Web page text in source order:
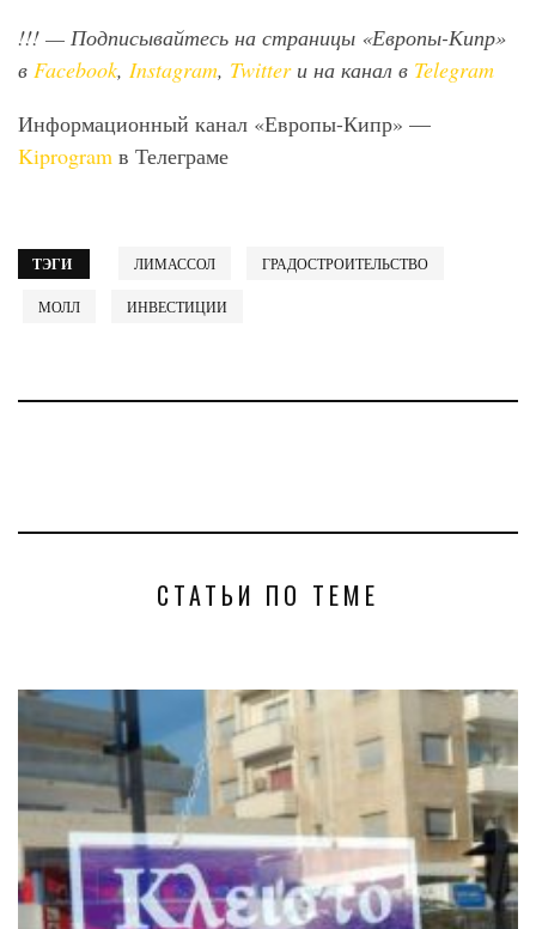
!!! — Подписывайтесь на страницы «Европы-Кипр»
в Facebook, Instagram, Twitterи на канал в Telegram
Информационный канал «Европы-Кипр» —
Kiprogram в Телеграме
ТЭГИ ЛИМАССОЛ ГРАДОСТРОИТЕЛЬСТВО
МОЛЛ ИНВЕСТИЦИИ
СТАТЬИ ПО ТЕМЕ